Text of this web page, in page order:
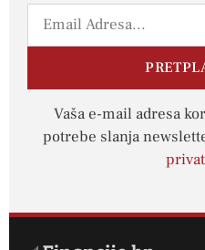
Vaša e-mail adresa
potrebe slanja